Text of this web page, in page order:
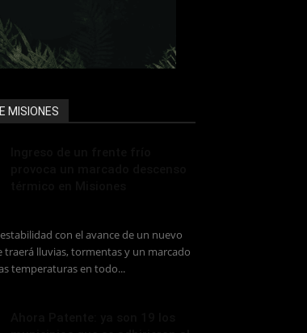
MISIONES
con el avance de un nuevo
traerá lluvias, tormentas y un marcado
temperaturas en todo...